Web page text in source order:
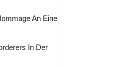
An Eine
In Der